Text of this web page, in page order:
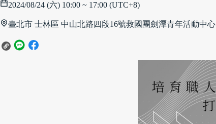
2024/08/24 (六) 10:00 ~ 17:00 (UTC+8)
臺北市 士林區 中山北路四段16號救國團劍潭青年活動中心